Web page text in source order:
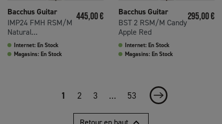
Bacchus Guitar
IMP24 FMH RSM/M
Natural...
Prix
445,00 €
Internet: En Stock
Magasins: En Stock
Bacchus Guitar
BST 2 RSM/M Candy
Apple Red
Prix
295,00 €
Internet: En Stock
Magasins: En Stock
1 2 3 … 53 Suivant